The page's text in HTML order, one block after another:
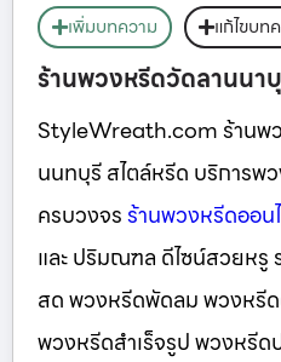
เพิ่มบทความ แก้ไขบท
ร้านพวงหรีดวัดลานน
StyleWreath.com ร้านพ
นนทบุรี สไตล์หรีด บริการพ
ครบวงจรร้านพวงหรีดออน
และ ปริมณฑล ดีไซน์สวยหรู
สด พวงหรีดพัดลม พวงหรี
พวงหรีดสำเร็จรูป พวงหรี